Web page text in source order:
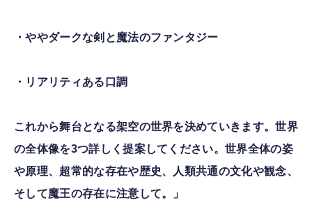
・ややダークな剣と魔法のファンタジー
・リアリティある口調
これから舞台となる架空の世界を決めていきます。世界
の全体像を3つ詳しく提案してください。世界全体の姿
や原理、超常的な存在や歴史、人類共通の文化や観念、
そして魔王の存在に注意して。」